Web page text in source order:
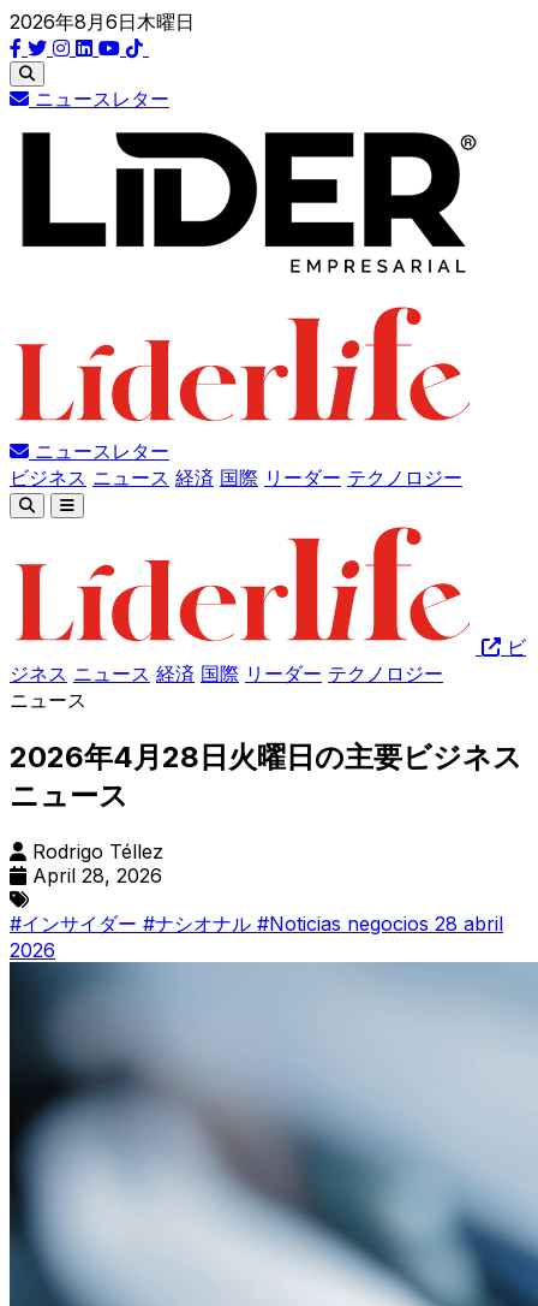
2026年8月6日木曜日
ニュースレター
ニュースレター
ビジネス ニュース 経済 国際 リーダー テクノロジー
ビ
ジネス ニュース 経済 国際 リーダー テクノロジー
ニュース
2026年4月28日火曜日の主要ビジネス
ニュース
Rodrigo Téllez
April 28, 2026
#インサイダー #ナシオナル #Noticias negocios 28 abril
2026